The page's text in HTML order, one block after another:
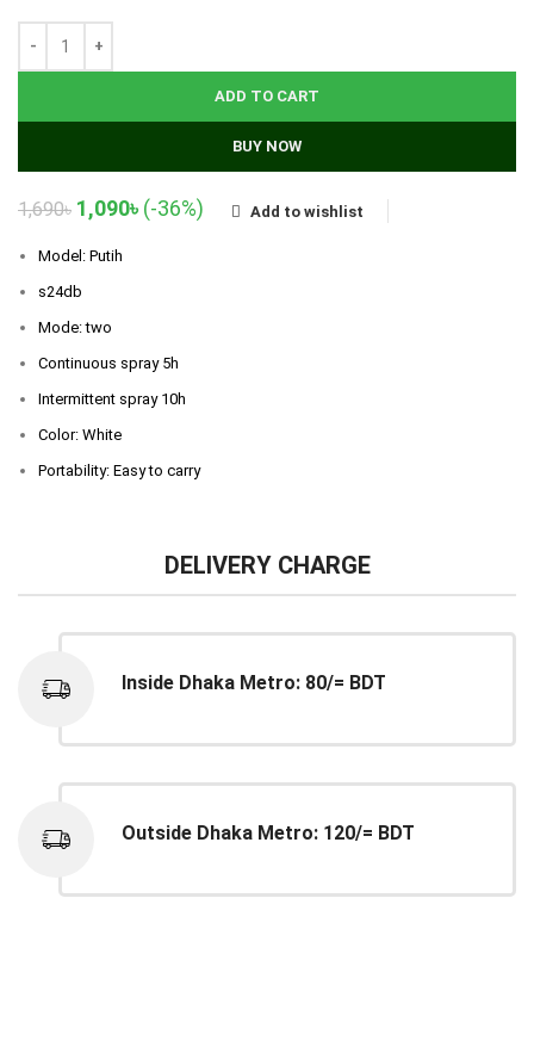
ADD TO CART
BUY NOW
1,690৳ Original
was:
1,090৳Current
(-36%) Add to wishlist
Model: Putih
s24db
Mode: two
Continuous spray 5h
Intermittent spray 10h
Color: White
Portability: Easy to carry
DELIVERY CHARGE
Inside Dhaka Metro: 80/= BDT
Outside Dhaka Metro: 120/= BDT